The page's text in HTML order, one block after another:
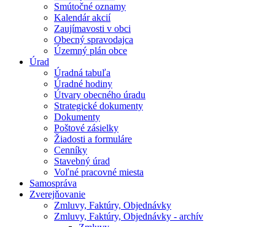
Smútočné oznamy
Kalendár akcií
Zaujímavosti v obci
Obecný spravodajca
Územný plán obce
Úrad
Úradná tabuľa
Úradné hodiny
Útvary obecného úradu
Strategické dokumenty
Dokumenty
Poštové zásielky
Žiadosti a formuláre
Cenníky
Stavebný úrad
Voľné pracovné miesta
Samospráva
Zverejňovanie
Zmluvy, Faktúry, Objednávky
Zmluvy, Faktúry, Objednávky - archív